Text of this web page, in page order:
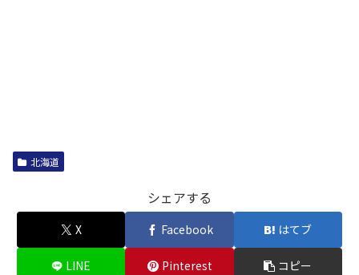
北海道
シェアする
X Facebook はてブ
LINE Pinterest コピー